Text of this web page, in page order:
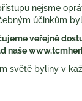
nejsme
účinkům
veřejně
naše
světě byliny v